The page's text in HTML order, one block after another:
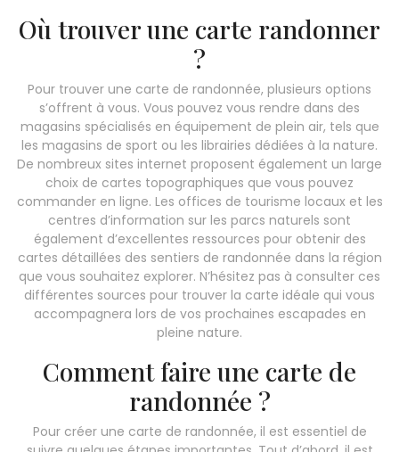
Où trouver une carte randonner
?
Pour trouver une carte de randonnée, plusieurs options
s’offrent à vous. Vous pouvez vous rendre dans des
magasins spécialisés en équipement de plein air, tels que
les magasins de sport ou les librairies dédiées à la nature.
De nombreux sites internet proposent également un large
choix de cartes topographiques que vous pouvez
commander en ligne. Les offices de tourisme locaux et les
centres d’information sur les parcs naturels sont
également d’excellentes ressources pour obtenir des
cartes détaillées des sentiers de randonnée dans la région
que vous souhaitez explorer. N’hésitez pas à consulter ces
différentes sources pour trouver la carte idéale qui vous
accompagnera lors de vos prochaines escapades en
pleine nature.
Comment faire une carte de
randonnée ?
Pour créer une carte de randonnée, il est essentiel de